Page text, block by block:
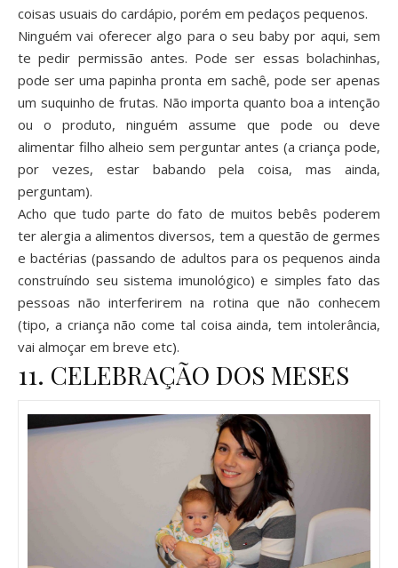
coisas usuais do cardápio, porém em pedaços pequenos.
Ninguém vai oferecer algo para o seu baby por aqui, sem
te pedir permissão antes. Pode ser essas bolachinhas,
pode ser uma papinha pronta em sachê, pode ser apenas
um suquinho de frutas. Não importa quanto boa a intenção
ou o produto, ninguém assume que pode ou deve
alimentar filho alheio sem perguntar antes (a criança pode,
por vezes, estar babando pela coisa, mas ainda,
perguntam).
Acho que tudo parte do fato de muitos bebês poderem
ter alergia a alimentos diversos, tem a questão de germes
e bactérias (passando de adultos para os pequenos ainda
construíndo seu sistema imunológico) e simples fato das
pessoas não interferirem na rotina que não conhecem
(tipo, a criança não come tal coisa ainda, tem intolerância,
vai almoçar em breve etc).
11. CELEBRAÇÃO DOS MESES